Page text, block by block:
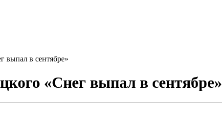
выпал в сентябре»
«Снег выпал в сентябре»